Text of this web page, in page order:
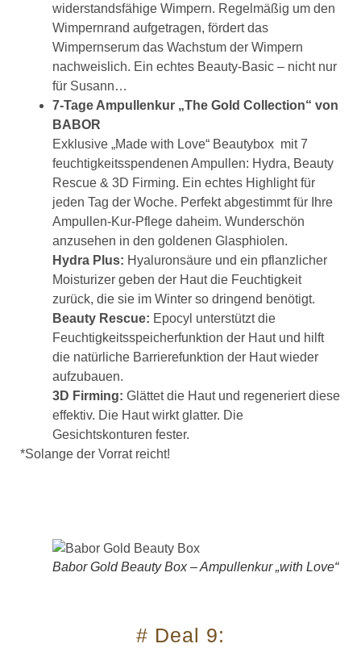
widerstandsfähige Wimpern. Regelmäßig um den
Wimpernrand aufgetragen, fördert das
Wimpernserum das Wachstum der Wimpern
nachweislich. Ein echtes Beauty-Basic – nicht nur
für Susann…
7-Tage Ampullenkur „The Gold Collection“ von
BABOR
Exklusive „Made with Love“ Beautybox mit 7
feuchtigkeitsspendenen Ampullen: Hydra, Beauty
Rescue & 3D Firming. Ein echtes Highlight für
jeden Tag der Woche. Perfekt abgestimmt für Ihre
Ampullen-Kur-Pflege daheim. Wunderschön
anzusehen in den goldenen Glasphiolen.
Hydra Plus: Hyaluronsäure und ein pflanzlicher
Moisturizer geben der Haut die Feuchtigkeit
zurück, die sie im Winter so dringend benötigt.
Beauty Rescue: Epocyl unterstützt die
Feuchtigkeitsspeicherfunktion der Haut und hilft
die natürliche Barrierefunktion der Haut wieder
aufzubauen.
3D Firming: Glättet die Haut und regeneriert diese
effektiv. Die Haut wirkt glatter. Die
Gesichtskonturen fester.
*Solange der Vorrat reicht!
Babor Gold Beauty Box – Ampullenkur „with Love“
# Deal 9: